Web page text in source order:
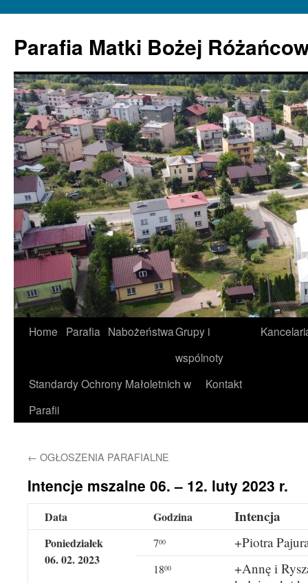
Parafia Matki Bożej
Home Parafia NabożeństwaGrupy i
wspólnoty
Standardy Ochrony Małoletnich w
Parafii
Kontakt
← OGŁOSZENIA PARAFIALNE
Intencje mszalne 06. – 12. luty 2023 r.
Data Godzina Intencja
Poniedziałek
06. 02. 2023
700 +Piotra
1800
+Annę i